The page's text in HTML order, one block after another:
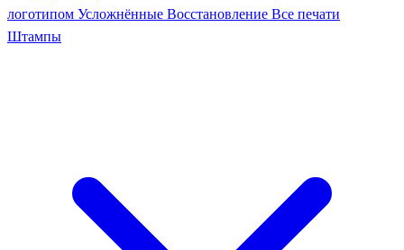
логотипом Усложнённые Восстановление Все печати
Штампы